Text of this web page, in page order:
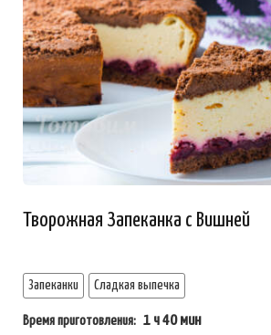
Творожная Запеканка с Вишней
Запеканки Сладкая выпечка
Время приготовления: 1 ч 40 мин